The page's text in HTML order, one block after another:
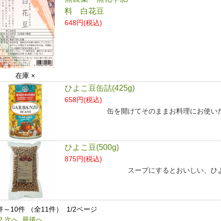
在庫 ×
料 白花豆
648円(税込)
ひよこ豆缶詰(425g)
658円(税込)
缶を開けてそのままお料理にお使い
ひよこ豆(500g)
875円(税込)
スープにするとおいしい、ひ
～10件 （全11件） 1/2ページ